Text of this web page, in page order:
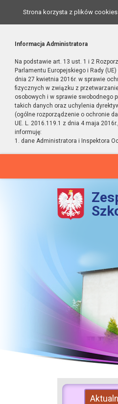
Strona korzysta z plików
Informacja Administratora
Na podstawie art. 13 ust. 1 i 2
Parlamentu Europejskiego i Rady
dnia 27 kwietnia 2016r. w sprawie
fizycznych w związku z
osobowych i w sprawie swobodnego
takich danych oraz uchylenia
(ogólne rozporządzenie o ochronie
UE. L. 2016.119.1 z dnia 4 maja
informuję:
1. dane Administratora i Inspektora